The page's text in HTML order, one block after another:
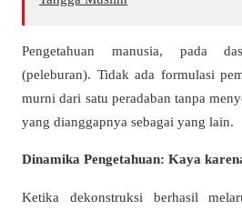
Pengetahuan manusia, pada
(peleburan). Tidak ada formulasi
murni dari satu peradaban tanpa
yang dianggapnya sebagai yang lain.
Dinamika Pengetahuan: Kaya
Ketika dekonstruksi berhasil